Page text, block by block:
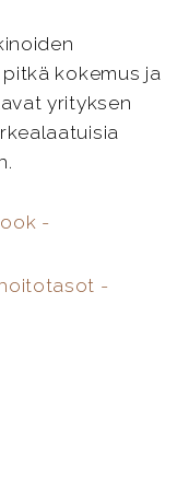
kokemus ja
yrityksen
-
-